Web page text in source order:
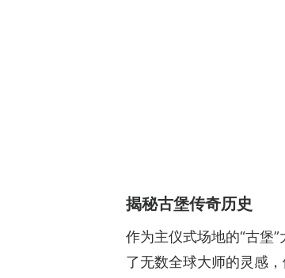
揭秘古堡传奇历史
作为主仪式场地的“古堡
了无数全球大师的灵感